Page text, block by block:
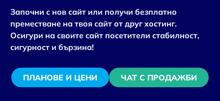
Започни с нов сайт или получи безплатно
преместване на твоя сайт от друг хостинг.
Осигури на своите сайт посетители стабилност,
сигурност и бързина!
ПЛАНОВЕ И ЦЕНИ ЧАТ С ПРОДАЖБИ